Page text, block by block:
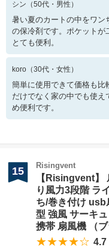
シン （50代・ 男性 ）
暑い夏のカートの中をワン
の保冷剤です。ポケットが
とても便利。
koro （30代・ 女性 ）
簡単に使用できて価格も比
だけでなく家の中でも使
め便利です。
15 Risingvent
【Risingvent】
り風力3段階 ラ
ち/巻き付け usb
型 強風 サーキ
携帯 扇風機 （ブ
★★★★☆ 4.7